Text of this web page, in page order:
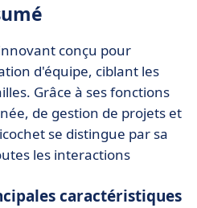
conçu pour
d'équipe, ciblant les
Grâce à ses fonctions
de gestion de projets et
se distingue par sa
les interactions
caractéristiques